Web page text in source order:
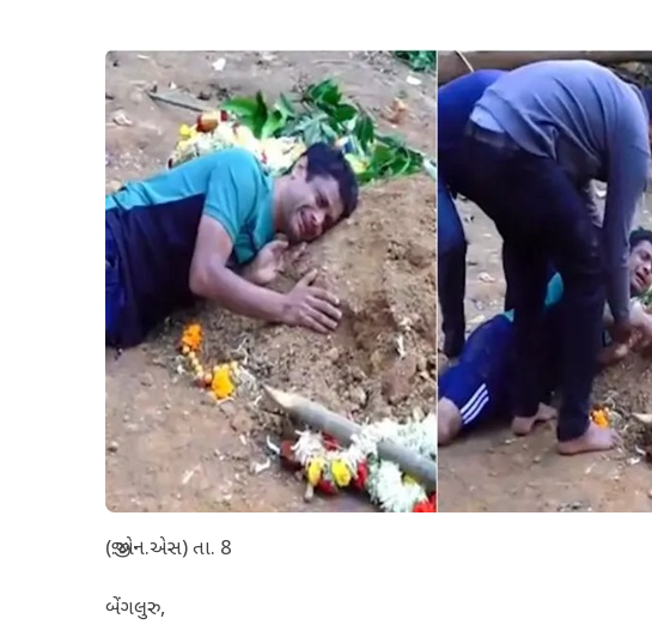
(જી.એન.એસ) તા. 8
બેંગલુરુ,